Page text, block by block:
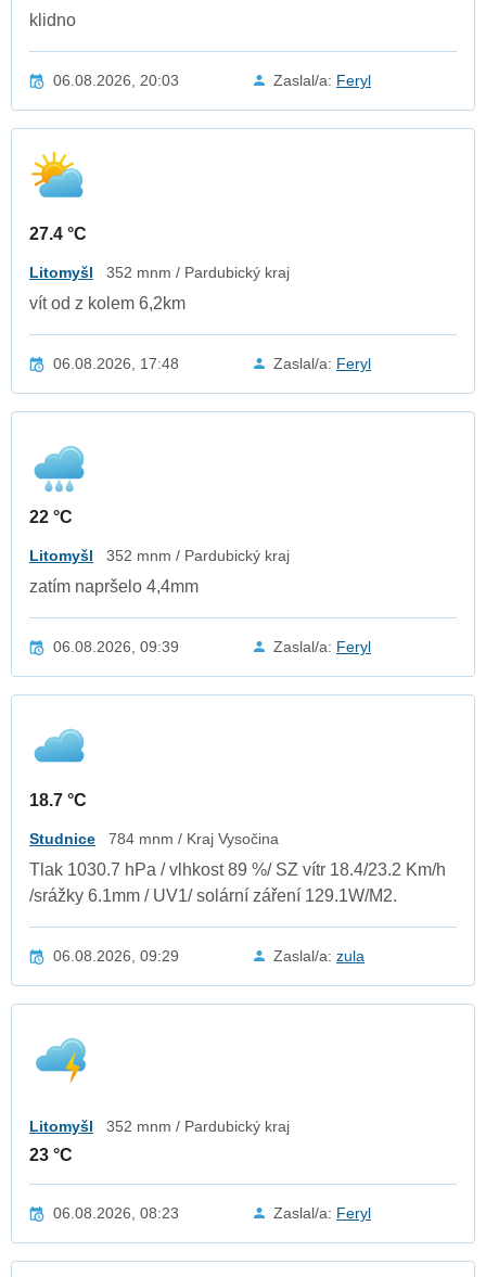
klidno
06.08.2026, 20:03 Zaslal/a: Feryl
27.4 °C
Litomyšl 352 mnm / Pardubický kraj
vít od z kolem 6,2km
06.08.2026, 17:48 Zaslal/a: Feryl
22 °C
Litomyšl 352 mnm / Pardubický kraj
zatím napršelo 4,4mm
06.08.2026, 09:39 Zaslal/a: Feryl
18.7 °C
Studnice 784 mnm / Kraj Vysočina
Tlak 1030.7 hPa / vlhkost 89 %/ SZ vítr 18.4/23.2 Km/h
/srážky 6.1mm / UV1/ solární záření 129.1W/M2.
06.08.2026, 09:29 Zaslal/a: zula
Litomyšl 352 mnm / Pardubický kraj
23 °C
06.08.2026, 08:23 Zaslal/a: Feryl